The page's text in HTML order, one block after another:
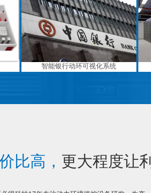
智能银行动环可视化系统
比高， 更大程度让